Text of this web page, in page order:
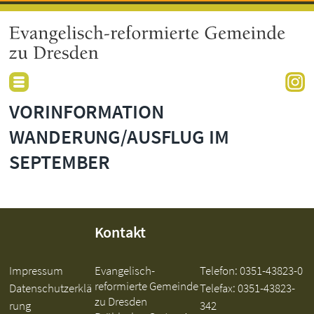
VORINFORMATION
WANDERUNG/AUSFLUG IM
SEPTEMBER
Impressum
Datenschutzerklä
rung
Kontakt
Evangelisch-
reformierte Gemeinde
zu Dresden
Telefon:0351-43823-0
Telefax: 0351-43823-
342